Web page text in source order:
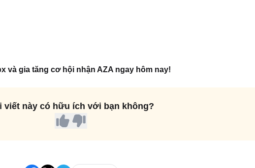
và gia tăng cơ hội nhận AZA ngay hôm nay!
viết này có hữu ích với bạn không?